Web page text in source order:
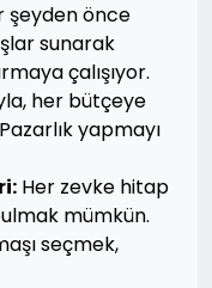
şeyden önce
sunarak
çalışıyor.
her bütçeye
yapmayı
Her zevke hitap
mümkün.
seçmek,